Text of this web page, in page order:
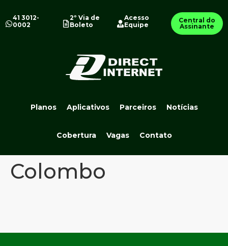
41 3012-
0002
2º Via de
Boleto
Acesso
Equipe
Central do
Assinante
Planos Aplicativos Parceiros Notícias
Cobertura Vagas Contato
Colombo